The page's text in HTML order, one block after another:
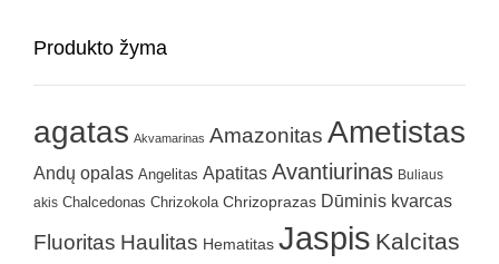
Produkto žyma
agatas Akvamarinas Amazonitas Ametistas
Andų opalas Angelitas Apatitas Avantiurinas Buliaus
akis Chalcedonas Chrizokola Chrizoprazas Dūminis kvarcas
Fluoritas Haulitas Hematitas Jaspis Kalcitas